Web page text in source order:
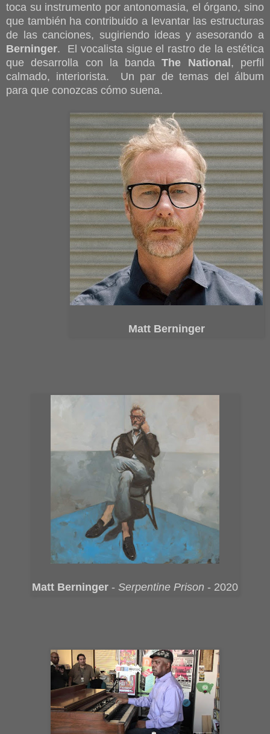
toca su instrumento por antonomasia, el órgano, sino
que también ha contribuido a levantar las estructuras
de las canciones, sugiriendo ideas y asesorando a
Berninger. El vocalista sigue el rastro de la estética
que desarrolla con la bandaThe National, perfil
calmado, interiorista. Un par de temas del álbum
para que conozcas cómo suena.
Matt Berninger
Matt Berninger - Serpentine Prison - 2020